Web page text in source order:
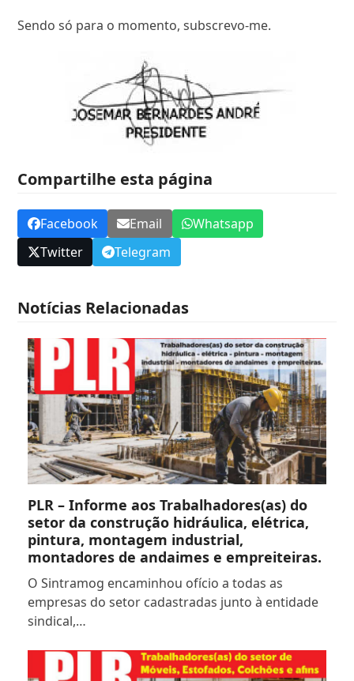
Sendo só para o momento, subscrevo-me.
Compartilhe esta página
Facebook Email
Whatsapp
Twitter
Telegram
Notícias Relacionadas
PLR – Informe aos Trabalhadores(as) do
setor da construção hidráulica, elétrica,
pintura, montagem industrial,
montadores de andaimes e empreiteiras.
O Sintramog encaminhou ofício a todas as
empresas do setor cadastradas junto à entidade
sindical,…